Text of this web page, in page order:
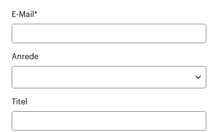
E-Mail*
Anrede
Titel